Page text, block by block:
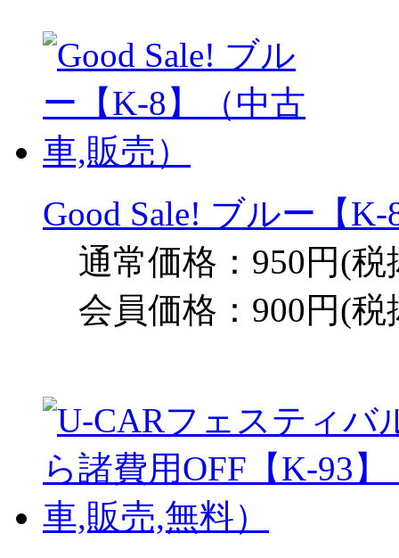
Good Sale! ブルー【
通常価格：950円(税
会員価格：900円(税